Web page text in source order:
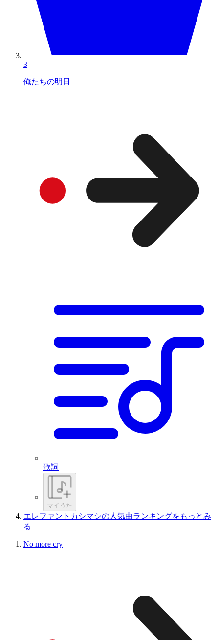
3
俺たちの明日
歌詞
マイうた
エレファントカシマシの人気曲ランキングをもっとみ
る
No more cry